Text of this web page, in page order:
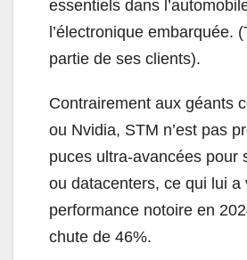
essentiels dans
l’électronique embarquée.
partie de ses clients).
Contrairement aux géants
ou Nvidia, STM n’est pas
puces ultra-avancées pour
ou datacenters, ce qui lui a
performance notoire en
chute de 46%.